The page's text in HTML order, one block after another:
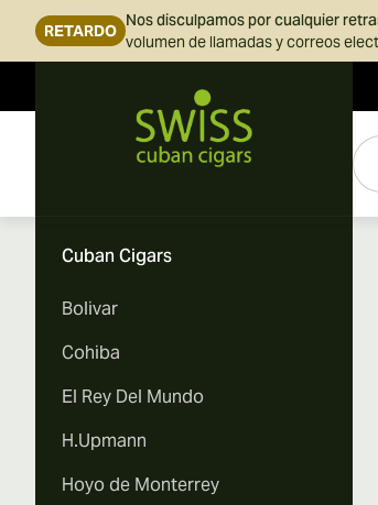
RETARDO
Nos disculpamos por cualquier
volumen de llamadas y correos
Cuban Cigars
Bolivar
Cohiba
El Rey Del Mundo
H.Upmann
Hoyo de Monterrey